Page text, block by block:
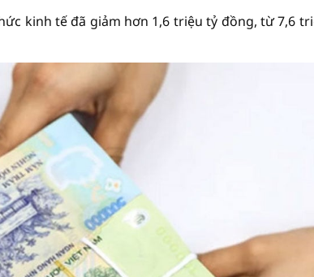
kinh tế đã giảm hơn 1,6 triệu tỷ đồng, từ 7,6